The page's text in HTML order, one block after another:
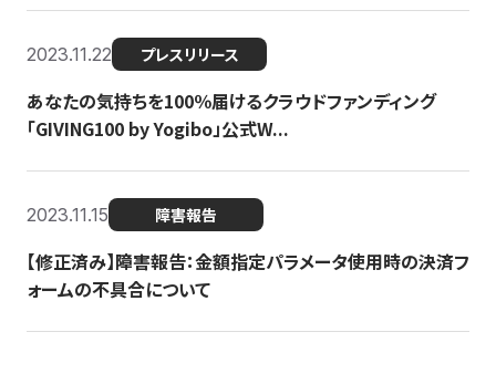
2023.11.22 プレスリリース
あなたの気持ちを100％届けるクラウドファンディング
「GIVING100 by Yogibo」公式W...
2023.11.15 障害報告
【修正済み】障害報告：金額指定パラメータ使用時の決済フ
ォームの不具合について